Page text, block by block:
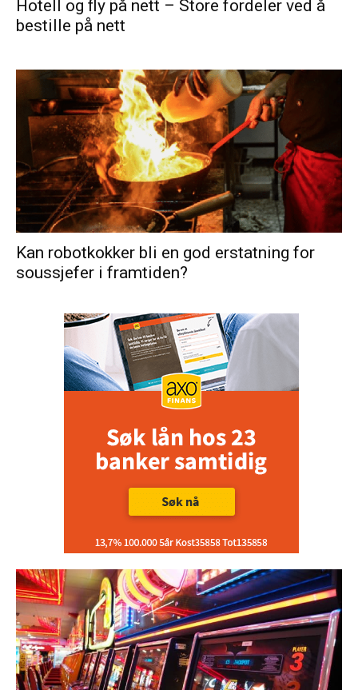
Hotell og fly på nett – Store fordeler ved å
bestille på nett
Kan robotkokker bli en god erstatning for
soussjefer i framtiden?